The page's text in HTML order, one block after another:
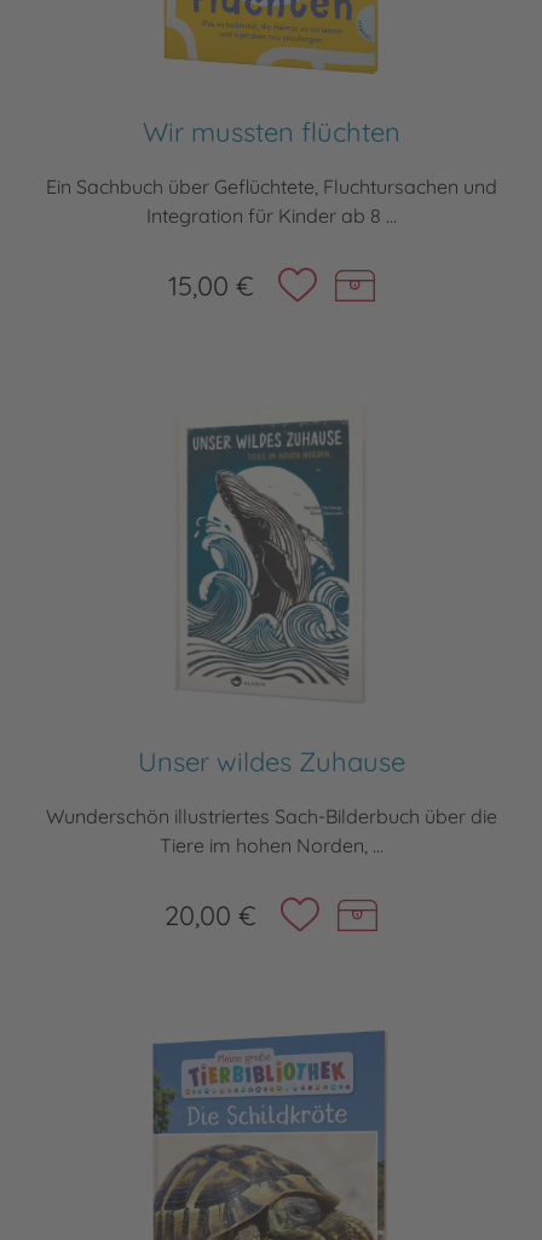
Wir mussten flüchten
Ein Sachbuch über Geflüchtete, Fluchtursachen und
Integration für Kinder ab 8 ...
15,00 €
Unser wildes Zuhause
Wunderschön illustriertes Sach-Bilderbuch über die
Tiere im hohen Norden, ...
20,00 €